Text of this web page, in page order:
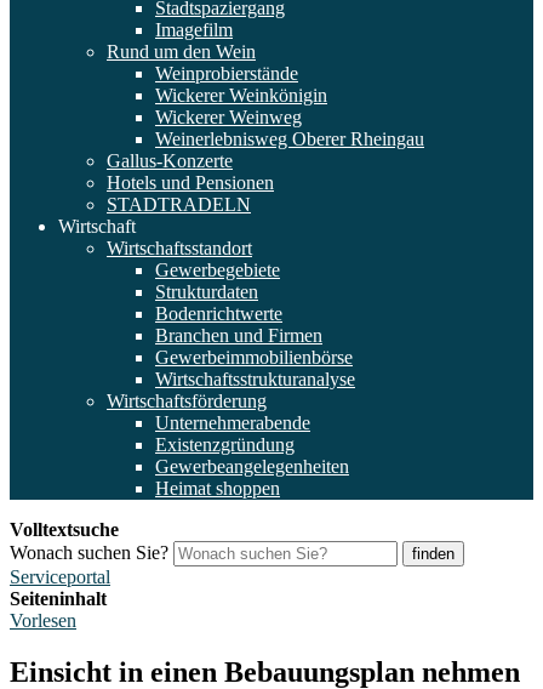
Stadtspaziergang
Imagefilm
Rund um den Wein
Weinprobierstände
Wickerer Weinkönigin
Wickerer Weinweg
Weinerlebnisweg Oberer Rheingau
Gallus-Konzerte
Hotels und Pensionen
STADTRADELN
Wirtschaft
Wirtschaftsstandort
Gewerbegebiete
Strukturdaten
Bodenrichtwerte
Branchen und Firmen
Gewerbeimmobilienbörse
Wirtschaftsstrukturanalyse
Wirtschaftsförderung
Unternehmerabende
Existenzgründung
Gewerbeangelegenheiten
Heimat shoppen
Volltextsuche
Wonach suchen Sie?
finden
Serviceportal
Seiteninhalt
Vorlesen
Einsicht in einen Bebauungsplan nehmen